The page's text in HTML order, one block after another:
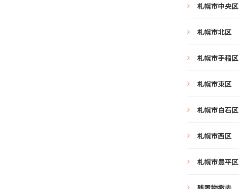
札幌市中央区
札幌市北区
札幌市手稲区
札幌市東区
札幌市白石区
札幌市西区
札幌市豊平区